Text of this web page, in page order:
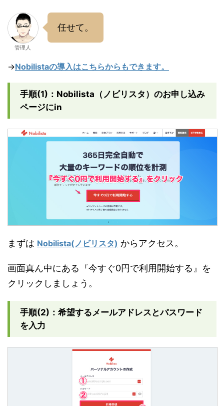
管理人
任せて。
→Nobilistaの導入はこちらからもできます。
手順(1)：Nobilista（ノビリスタ）のお申し込み
ページにin
まずは Nobilista(ノビリスタ) からアクセス。
画面真ん中にある『今すぐ0円で利用開始する』を
クリックしましょう。
手順(2)：希望するメールアドレスとパスワード
を入力